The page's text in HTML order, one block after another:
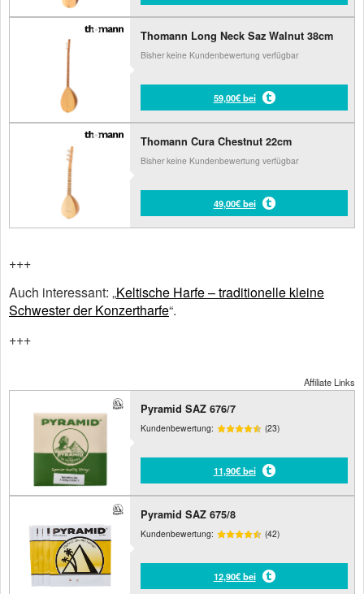
Thomann Long Neck Saz Walnut 38cm
Bisher keine Kundenbewertung verfügbar
59,00€ bei
Thomann Cura Chestnut 22cm
Bisher keine Kundenbewertung verfügbar
49,00€ bei
+++
Auch interessant: „Keltische Harfe – traditionelle kleine
Schwester der Konzertharfe“.
+++
Affiliate Links
Pyramid SAZ 676/7
Kundenbewertung: (23)
11,90€ bei
Pyramid SAZ 675/8
Kundenbewertung: (42)
12,90€ bei